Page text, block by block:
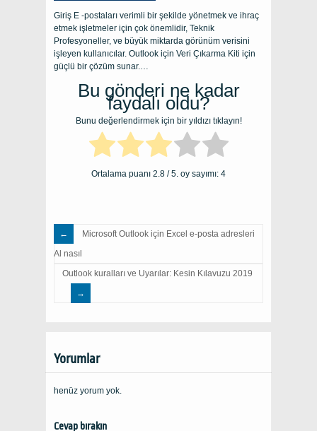
Giriş E -postaları verimli bir şekilde yönetmek ve ihraç
etmek işletmeler için çok önemlidir, Teknik
Profesyoneller, ve büyük miktarda görünüm verisini
işleyen kullanıcılar. Outlook için Veri Çıkarma Kiti için
güçlü bir çözüm sunar.…
Bu gönderi ne kadar
faydalı oldu?
Bunu değerlendirmek için bir yıldızı tıklayın!
Ortalama puanı 2.8 / 5. oy sayımı: 4
Microsoft Outlook için Excel e-posta adresleri
Al nasıl
Outlook kuralları ve Uyarılar: Kesin Kılavuzu 2019
Yorumlar
henüz yorum yok.
Cevap bırakın